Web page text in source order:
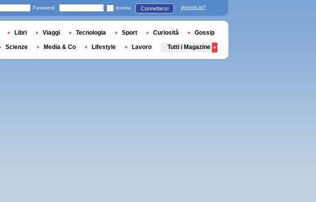
Password ricorda Connettersi dimenticati?
Libri Viaggi Tecnologia Sport Curiosità Gossip
Scienze Media & Co Lifestyle Lavoro Tutti i Magazine